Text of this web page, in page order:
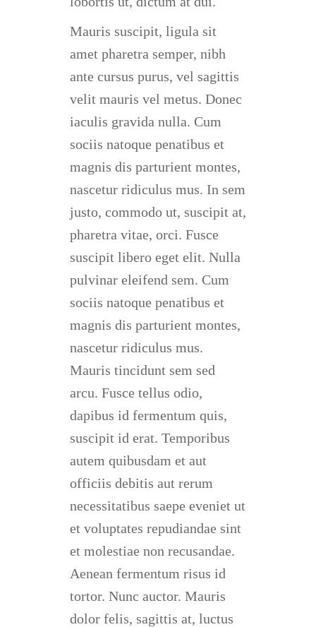
Mauris suscipit, ligula sit
amet pharetra semper, nibh
ante cursus purus, vel sagittis
velit mauris vel metus. Donec
iaculis gravida nulla. Cum
sociis natoque penatibus et
magnis dis parturient montes,
nascetur ridiculus mus. In sem
justo, commodo ut, suscipit at,
pharetra vitae, orci. Fusce
suscipit libero eget elit. Nulla
pulvinar eleifend sem. Cum
sociis natoque penatibus et
magnis dis parturient montes,
nascetur ridiculus mus.
Mauris tincidunt sem sed
arcu. Fusce tellus odio,
dapibus id fermentum quis,
suscipit id erat. Temporibus
autem quibusdam et aut
officiis debitis aut rerum
necessitatibus saepe eveniet ut
et voluptates repudiandae sint
et molestiae non recusandae.
Aenean fermentum risus id
tortor. Nunc auctor. Mauris
dolor felis, sagittis at, luctus